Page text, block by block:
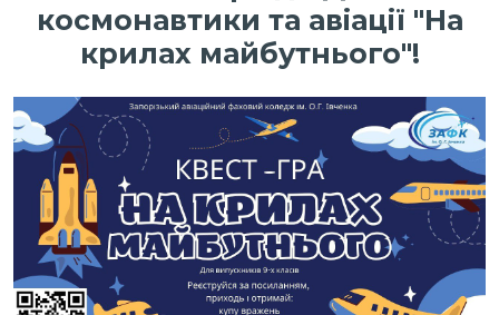
космонавтики та авіації "На
крилах майбутнього"!